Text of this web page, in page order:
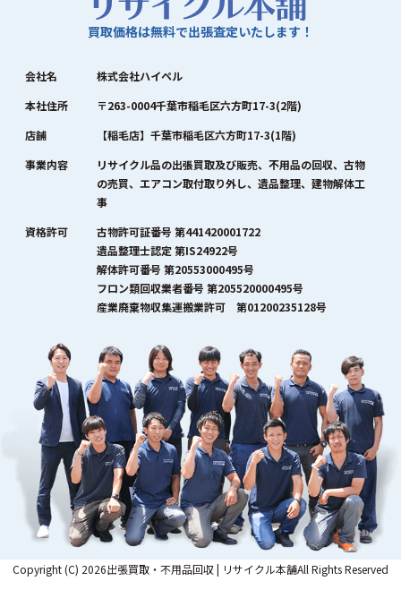
買取価格は無料で出張査定いたします！
会社名
株式会社ハイペル
本社住所
〒263-0004千葉市稲毛区六方町17-3(2階)
店舗
【稲毛店】千葉市稲毛区六方町17-3(1階)
事業内容
リサイクル品の出張買取及び販売、不用品の回収、古物
の売買、エアコン取付取り外し、遺品整理、建物解体工
事
資格許可
古物許可証番号 第441420001722
遺品整理士認定 第IS24922号
解体許可番号 第20553000495号
フロン類回収業者番号 第205520000495号
産業廃棄物収集運搬業許可 第01200235128号
Copyright (C) 2026出張買取・不用品回収 | リサイクル本舗All Rights Reserved